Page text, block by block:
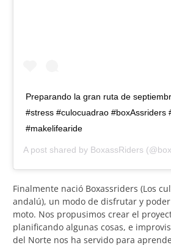
Preparando la gran ruta de
#stress #culocuadrao #boxAssriders
#makelifearide
A post shared by BoxassRiders
Finalmente nació Boxassriders (Los
andalú), un modo de disfrutar y
moto. Nos propusimos crear el
planificando algunas cosas, e
del Norte nos ha servido para